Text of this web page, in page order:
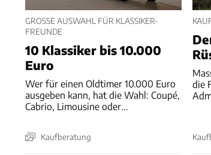
GROSSE AUSWAHL FÜR KLASSIKER-F
REUNDE
10 Klassiker bis 10.000
Euro
Wer für einen Oldtimer 10.000 Euro
ausgeben kann, hat die Wahl: Coupé,
Cabrio, Limousine oder...
Kaufberatung
die